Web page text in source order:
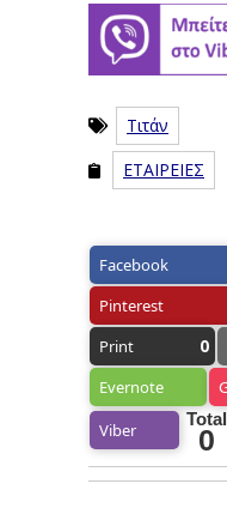
Τιτάν
ΕΤΑΙΡΕΙΕΣ
Facebook
Pinterest
Print 0
Evernote
Viber
Total
0